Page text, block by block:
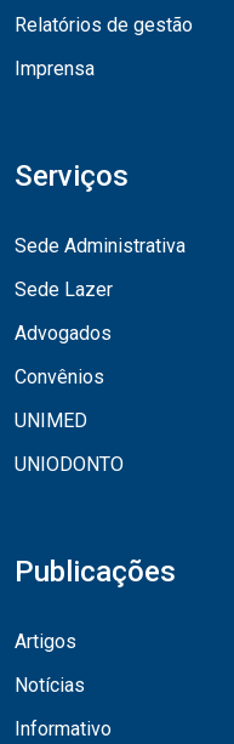
Relatórios de gestão
Imprensa
Serviços
Sede Administrativa
Sede Lazer
Advogados
Convênios
UNIMED
UNIODONTO
Publicações
Artigos
Notícias
Informativo